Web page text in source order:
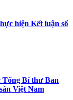
hiện Kết luận số
Bí thư Ban
Việt Nam